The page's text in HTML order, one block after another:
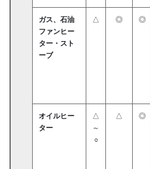
ガス、石油
ファンヒー
ター・スト
ーブ
△ ◎ ◎
オイルヒー
ター
△
～
○
△ ◎